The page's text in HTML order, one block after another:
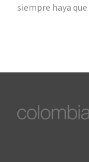
siempre haya